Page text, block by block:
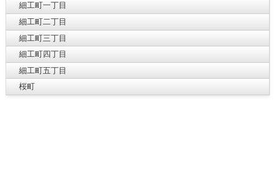
細工町一丁目
細工町二丁目
細工町三丁目
細工町四丁目
細工町五丁目
桜町